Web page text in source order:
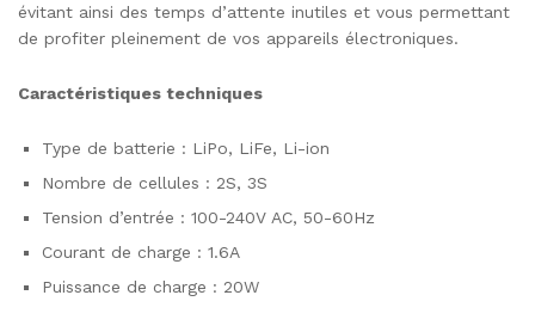
évitant ainsi des temps d’attente inutiles et vous permettant
de profiter pleinement de vos appareils électroniques.
Caractéristiques techniques
Type de batterie : LiPo, LiFe, Li-ion
Nombre de cellules : 2S, 3S
Tension d’entrée : 100-240V AC, 50-60Hz
Courant de charge : 1.6A
Puissance de charge : 20W